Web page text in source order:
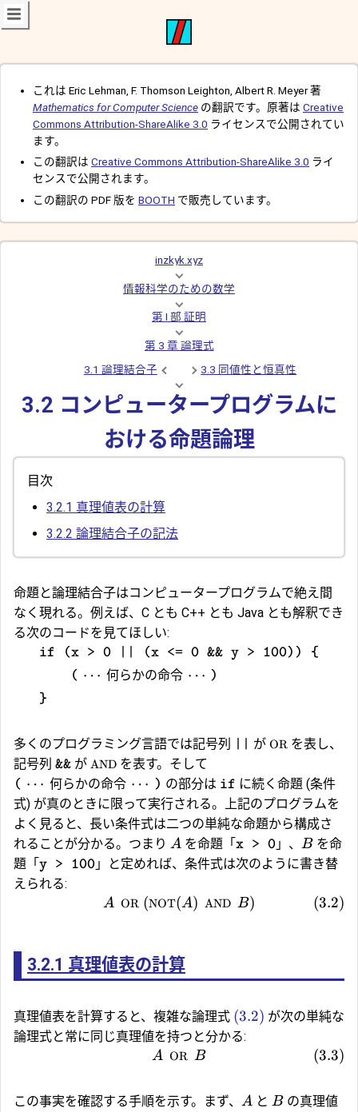
これは Eric Lehman, F. Thomson Leighton, Albert R. Meyer 著
Mathematics for Computer Science の翻訳です。原著は Creative
Commons Attribution-ShareAlike 3.0 ライセンスで公開されてい
ます。
この翻訳は Creative Commons Attribution-ShareAlike 3.0 ライ
センスで公開されます。
この翻訳の PDF 版を BOOTH で販売しています。
inzkyk.xyz
情報科学のための数学
第 I 部 証明
第 3 章 論理式
3.1 論理結合子
3.3 同値性と恒真性
3.2 コンピュータープログラムに
おける命題論理
目次
3.2.1 真理値表の計算
3.2.2 論理結合子の記法
命題と論理結合子はコンピュータープログラムで絶え間
なく現れる。例えば、C とも C++ とも Java とも解釈でき
る次のコードを見てほしい:
if (x > 0 || (x <= 0 && y > 100)) {
( ⋯ 何らかの命令 ⋯ )
}
多くのプログラミング言語では記号列 が OR を表し、
記号列 && が AND を表す。そして
( ⋯ 何らかの命令 ⋯ ) の部分は if に続く命題 (条件
式) が真のときに限って実行される。上記のプログラムを
よく見ると、長い条件式は二つの単純な命題から構成さ
れることが分かる。つまり A を命題「x > 0 」、 Bを命
題「y > 100 」と定めれば、条件式は次のように書き替
えられる:
A OR (NOT(A) AND B) (3.2)
3.2.1 真理値表の計算
真理値表を計算すると、複雑な論理式 (3.2) が次の単純な
論理式と常に同じ真理値を持つと分かる:
A OR B (3.3)
この事実を確認する手順を示す。まず、 A と Bの真理値